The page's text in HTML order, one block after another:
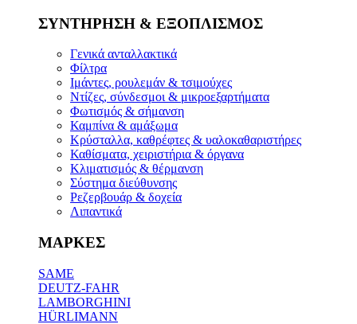
ΣΥΝΤΗΡΗΣΗ & ΕΞΟΠΛΙΣΜΟΣ
Γενικά ανταλλακτικά
Φίλτρα
Ιμάντες, ρουλεμάν & τσιμούχες
Ντίζες, σύνδεσμοι & μικροεξαρτήματα
Φωτισμός & σήμανση
Καμπίνα & αμάξωμα
Κρύσταλλα, καθρέφτες & υαλοκαθαριστήρες
Καθίσματα, χειριστήρια & όργανα
Κλιματισμός & θέρμανση
Σύστημα διεύθυνσης
Ρεζερβουάρ & δοχεία
Λιπαντικά
ΜΑΡΚΕΣ
SAME
DEUTZ-FAHR
LAMBORGHINI
HÜRLIMANN